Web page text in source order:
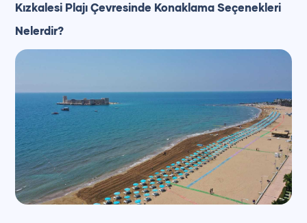
+90 (850) 242 50 50
+90 (850) 242 50 50
Kızkalesi Plajı Çevresinde Konaklama Seçenekleri
Nelerdir?